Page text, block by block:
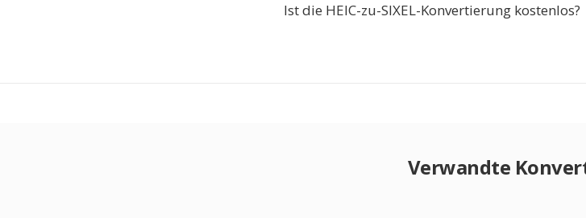
Ist die HEIC-zu-SIXEL-Konvertierung kostenlos?
Verwandte